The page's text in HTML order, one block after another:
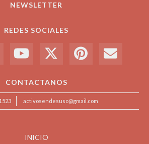
NEWSLETTER
REDES SOCIALES
CONTACTANOS
activosendesuso@gmail.com
INICIO